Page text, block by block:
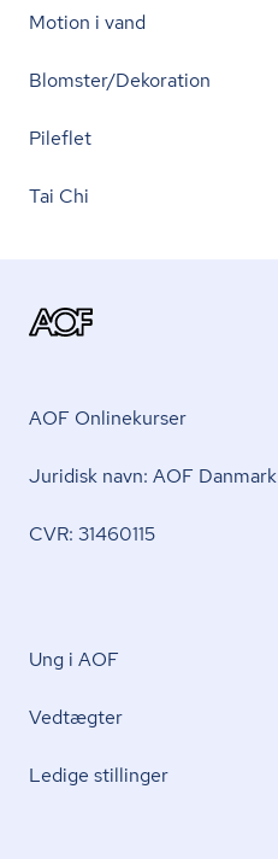
Motion i vand
Blomster/Dekoration
Pileflet
Tai Chi
AOF Onlinekurser
Juridisk navn: AOF Danmark
CVR: 31460115
Ung i AOF
Vedtægter
Ledige stillinger